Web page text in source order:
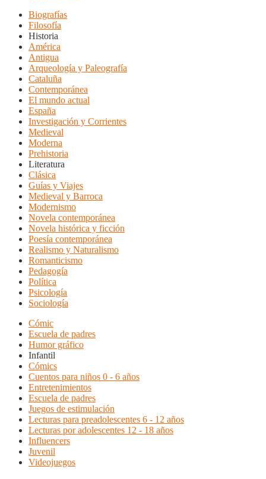
Biografías
Filosofía
Historia
América
Antigua
Arqueología y Paleografía
Cataluña
Contemporánea
El mundo actual
España
Investigación y Corrientes
Medieval
Moderna
Prehistoria
Literatura
Clásica
Guías y Viajes
Medieval y Barroca
Modernismo
Novela contemporánea
Novela histórica y ficción
Poesía contemporánea
Realismo y Naturalismo
Romanticismo
Pedagogía
Política
Psicología
Sociología
Cómic
Escuela de padres
Humor gráfico
Infantil
Cómics
Cuentos para niños 0 - 6 años
Entretenimientos
Escuela de padres
Juegos de estimulación
Lecturas para preadolescentes 6 - 12 años
Lecturas por adolescentes 12 - 18 años
Influencers
Juvenil
Videojuegos